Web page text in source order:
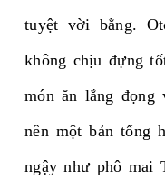
tuyệt vời bằng.
không chịu đựng
món ăn lắng đọng
nên một bản tổng
ngậy như phô mai